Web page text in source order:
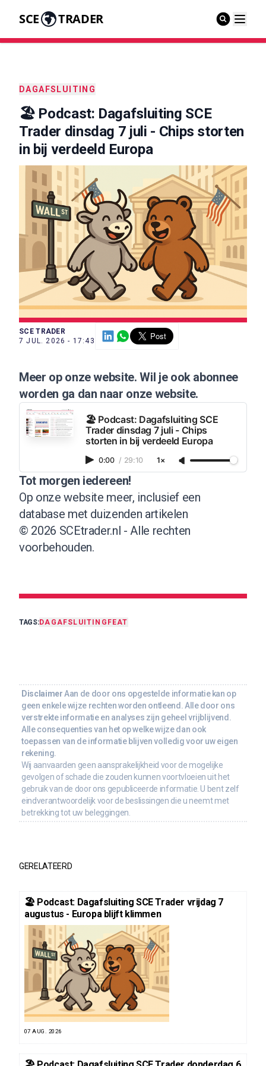
SCE TRADER
DAGAFSLUITING
🏖️ Podcast: Dagafsluiting SCE
Trader dinsdag 7 juli - Chips storten
in bij verdeeld Europa
SCE TRADER
7 JUL. 2026 - 17:43
Meer op onze website. Wil je ook abonnee
worden ga dan naar onze website.
🏖️ Podcast: Dagafsluiting SCE
Trader dinsdag 7 juli - Chips
storten in bij verdeeld Europa
0:00 / 29:10 1×
Tot morgen iedereen!
Op onze website meer, inclusief een
database met duizenden artikelen
© 2026 SCEtrader.nl - Alle rechten
voorbehouden.
TAGS:DAGAFSLUITING FEAT
Disclaimer Aan de door ons opgestelde informatie kan op
geen enkele wijze rechten worden ontleend. Alle door ons
verstrekte informatie en analyses zijn geheel vrijblijvend.
Alle consequenties van het op welke wijze dan ook
toepassen van de informatie blijven volledig voor uw eigen
rekening.
Wij aanvaarden geen aansprakelijkheid voor de mogelijke
gevolgen of schade die zouden kunnen voortvloeien uit het
gebruik van de door ons gepubliceerde informatie. U bent zelf
eindverantwoordelijk voor de beslissingen die u neemt met
betrekking tot uw beleggingen.
GERELATEERD
🏖️ Podcast: Dagafsluiting SCE Trader vrijdag 7
augustus - Europa blijft klimmen
07 AUG. 2026